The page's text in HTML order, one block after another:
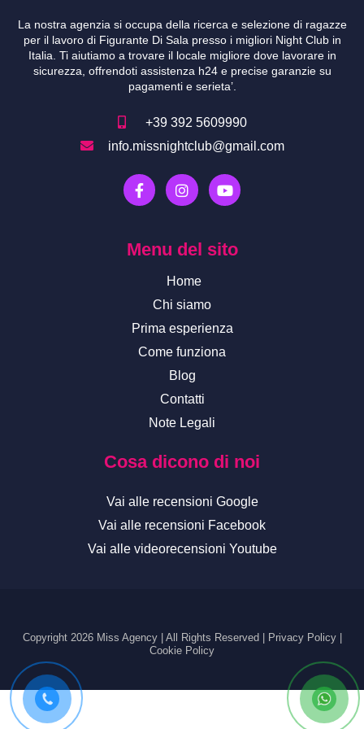
La nostra agenzia si occupa della ricerca e selezione di ragazze
per il lavoro di Figurante Di Sala presso i migliori Night Club in
Italia. Ti aiutiamo a trovare il locale migliore dove lavorare in
sicurezza, offrendoti assistenza h24 e precise garanzie su
pagamenti e serieta’.
+39 392 5609990
info.missnightclub@gmail.com
F
a
c
o
I
n
s
a
g
a
m
Y
o
u
b
Menu del sito
Home
Chi siamo
Prima esperienza
Come funziona
Blog
Contatti
Note Legali
Cosa dicono di noi
Vai alle recensioni Google
Vai alle recensioni Facebook
Vai alle videorecensioni Youtube
Copyright 2026 Miss Agency | All Rights Reserved | Privacy Policy|
Cookie Policy